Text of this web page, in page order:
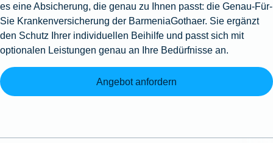
es eine Absicherung, die genau zu Ihnen passt: die Genau-Für-
Sie Krankenversicherung der BarmeniaGothaer. Sie ergänzt
den Schutz Ihrer individuellen Beihilfe und passt sich mit
optionalen Leistungen genau an Ihre Bedürfnisse an.
Angebot anfordern